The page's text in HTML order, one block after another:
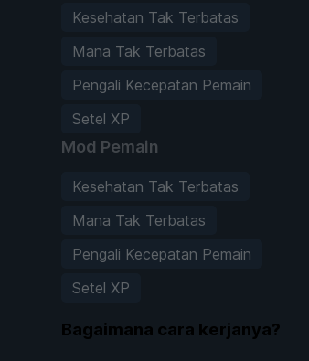
Kesehatan Tak Terbatas
Mana Tak Terbatas
Pengali Kecepatan Pemain
Setel XP
Mod Pemain
Kesehatan Tak Terbatas
Mana Tak Terbatas
Pengali Kecepatan Pemain
Setel XP
Bagaimana cara kerjanya?